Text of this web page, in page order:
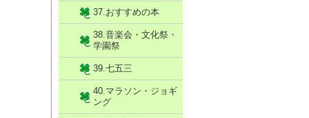
37.おすすめの本
38.音楽会・文化祭・
学園祭
39.七五三
40.マラソン・ジョギ
ング